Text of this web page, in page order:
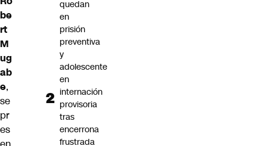
be
rt
M
ug
ab
e,
se
pr
es
quedan
en
prisión
preventiva
y
adolescente
en
internación
provisoria
tras
encerrona
frustrada